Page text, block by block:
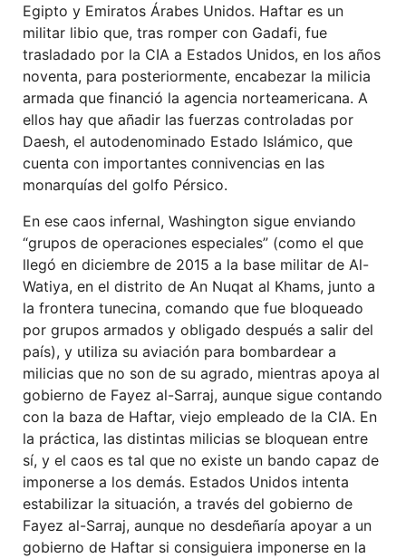
Egipto y Emiratos Árabes Unidos. Haftar es un
militar libio que, tras romper con Gadafi, fue
trasladado por la CIA a Estados Unidos, en los años
noventa, para posteriormente, encabezar la milicia
armada que financió la agencia norteamericana. A
ellos hay que añadir las fuerzas controladas por
Daesh, el autodenominado Estado Islámico, que
cuenta con importantes connivencias en las
monarquías del golfo Pérsico.
En ese caos infernal, Washington sigue enviando
“grupos de operaciones especiales” (como el que
llegó en diciembre de 2015 a la base militar de Al-
Watiya, en el distrito de An Nuqat al Khams, junto a
la frontera tunecina, comando que fue bloqueado
por grupos armados y obligado después a salir del
país), y utiliza su aviación para bombardear a
milicias que no son de su agrado, mientras apoya al
gobierno de Fayez al-Sarraj, aunque sigue contando
con la baza de Haftar, viejo empleado de la CIA. En
la práctica, las distintas milicias se bloquean entre
sí, y el caos es tal que no existe un bando capaz de
imponerse a los demás. Estados Unidos intenta
estabilizar la situación, a través del gobierno de
Fayez al-Sarraj, aunque no desdeñaría apoyar a un
gobierno de Haftar si consiguiera imponerse en la